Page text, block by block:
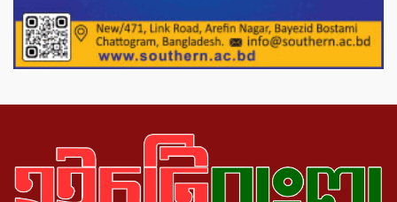
১১ দলীয় ঐক্য পোরশা উপজেলা শাখার